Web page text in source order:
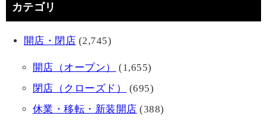
カテゴリ
開店・閉店 (2,745)
開店（オープン）
(1,655)
閉店（クローズド）
(695)
休業・移転・新装開店 (388)